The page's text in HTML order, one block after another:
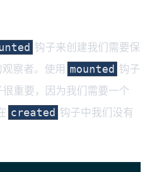
钩子来创建我们需要保
察者。使用 mounted 钩子
很重要，因为我们需要一个
created 钩子中我们没有